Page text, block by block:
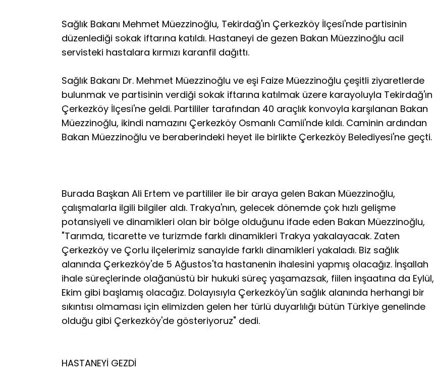
Sağlık Bakanı Mehmet Müezzinoğlu, Tekirdağ'ın Çerkezköy İlçesi'nde partisinin
düzenlediği sokak iftarına katıldı. Hastaneyi de gezen Bakan Müezzinoğlu acil
servisteki hastalara kırmızı karanfil dağıttı.
Sağlık Bakanı Dr. Mehmet Müezzinoğlu ve eşi Faize Müezzinoğlu çeşitli ziyaretlerde
bulunmak ve partisinin verdiği sokak iftarına katılmak üzere karayoluyla Tekirdağ'ın
Çerkezköy İlçesi'ne geldi. Partililer tarafından 40 araçlık konvoyla karşılanan Bakan
Müezzinoğlu, ikindi namazını Çerkezköy Osmanlı Camii'nde kıldı. Caminin ardından
Bakan Müezzinoğlu ve beraberindeki heyet ile birlikte Çerkezköy Belediyesi'ne geçti.
Burada Başkan Ali Ertem ve partililer ile bir araya gelen Bakan Müezzinoğlu,
çalışmalarla ilgili bilgiler aldı. Trakya'nın, gelecek dönemde çok hızlı gelişme
potansiyeli ve dinamikleri olan bir bölge olduğunu ifade eden Bakan Müezzinoğlu,
"Tarımda, ticarette ve turizmde farklı dinamikleri Trakya yakalayacak. Zaten
Çerkezköy ve Çorlu ilçelerimiz sanayide farklı dinamikleri yakaladı. Biz sağlık
alanında Çerkezköy'de 5 Ağustos'ta hastanenin ihalesini yapmış olacağız. İnşallah
ihale süreçlerinde olağanüstü bir hukuki süreç yaşamazsak, fiilen inşaatına da Eylül,
Ekim gibi başlamış olacağız. Dolayısıyla Çerkezköy'ün sağlık alanında herhangi bir
sıkıntısı olmaması için elimizden gelen her türlü duyarlılığı bütün Türkiye genelinde
olduğu gibi Çerkezköy'de gösteriyoruz" dedi.
HASTANEYİ GEZDİ